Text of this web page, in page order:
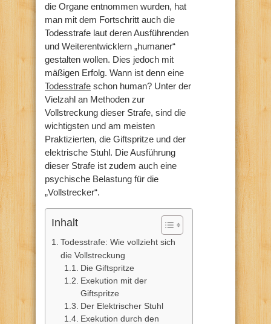
die Organe entnommen wurden, hat
man mit dem Fortschritt auch die
Todesstrafe laut deren Ausführenden
und Weiterentwicklern „humaner“
gestalten wollen. Dies jedoch mit
mäßigen Erfolg. Wann ist denn eine
Todesstrafe schon human? Unter der
Vielzahl an Methoden zur
Vollstreckung dieser Strafe, sind die
wichtigsten und am meisten
Praktizierten, die Giftspritze und der
elektrische Stuhl. Die Ausführung
dieser Strafe ist zudem auch eine
psychische Belastung für die
„Vollstrecker“.
Inhalt
Todesstrafe: Wie vollzieht sich
die Vollstreckung
Die Giftspritze
Exekution mit der
Giftspritze
Der Elektrischer Stuhl
Exekution durch den